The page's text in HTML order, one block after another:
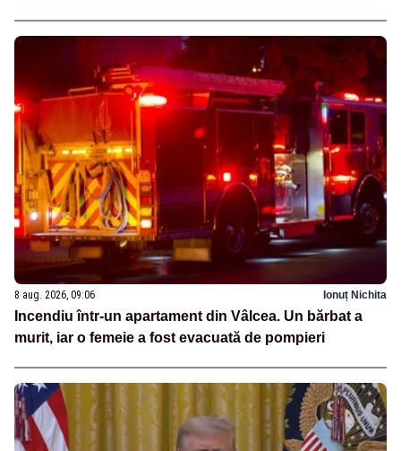
8 aug. 2026, 09:06 Ionuț Nichita
Incendiu într-un apartament din Vâlcea. Un bărbat a
murit, iar o femeie a fost evacuată de pompieri